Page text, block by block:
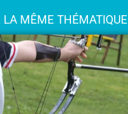
LA MÊME THÉMATIQUE